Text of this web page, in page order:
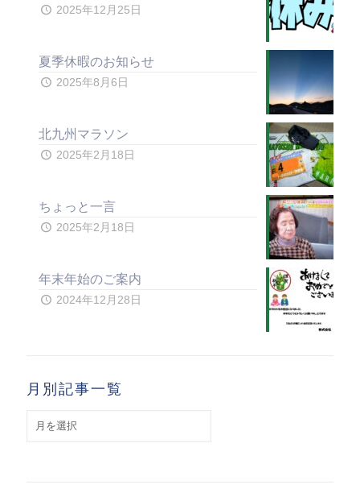
2025年12月25日
夏季休暇のお知らせ
2025年8月6日
北九州マラソン
2025年2月18日
ちょっと一言
2025年2月18日
年末年始のご案内
2024年12月28日
月別記事一覧